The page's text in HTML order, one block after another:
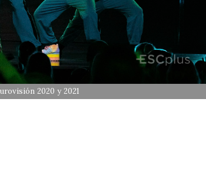
2020 y 2021